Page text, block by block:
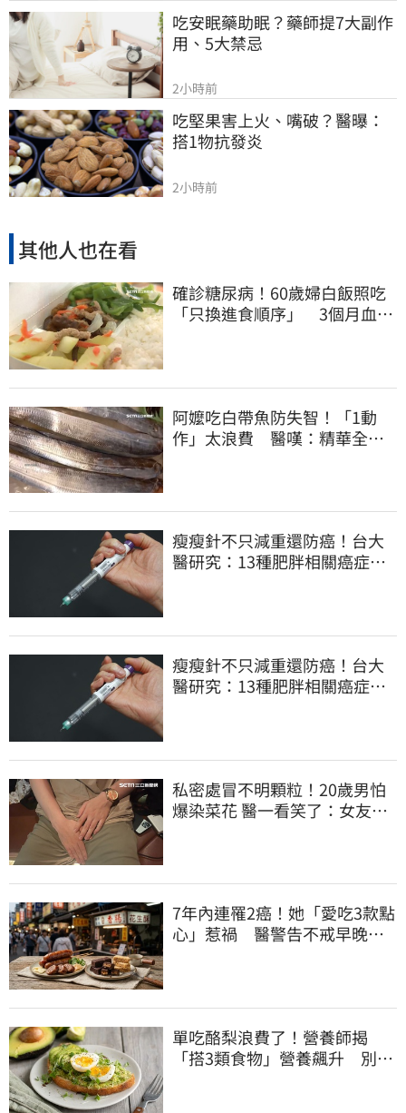
吃安眠藥助眠？藥師提7大副作
用、5大禁忌
2小時前
吃堅果害上火、嘴破？醫曝：
搭1物抗發炎
2小時前
其他人也在看
確診糖尿病！60歲婦白飯照吃
「只換進食順序」 3個月血糖
阿嬤吃白帶魚防失智！「1動
作」太浪費 醫嘆：精華全沒
瘦瘦針不只減重還防癌！台大
醫研究：13種肥胖相關癌症風
瘦瘦針不只減重還防癌！台大
醫研究：13種肥胖相關癌症風
私密處冒不明顆粒！20歲男怕
爆染菜花 醫一看笑了：女友常
7年內連罹2癌！她「愛吃3款點
心」惹禍 醫警告不戒早晚有
單吃酪梨浪費了！營養師揭
「搭3類食物」營養飆升 別再